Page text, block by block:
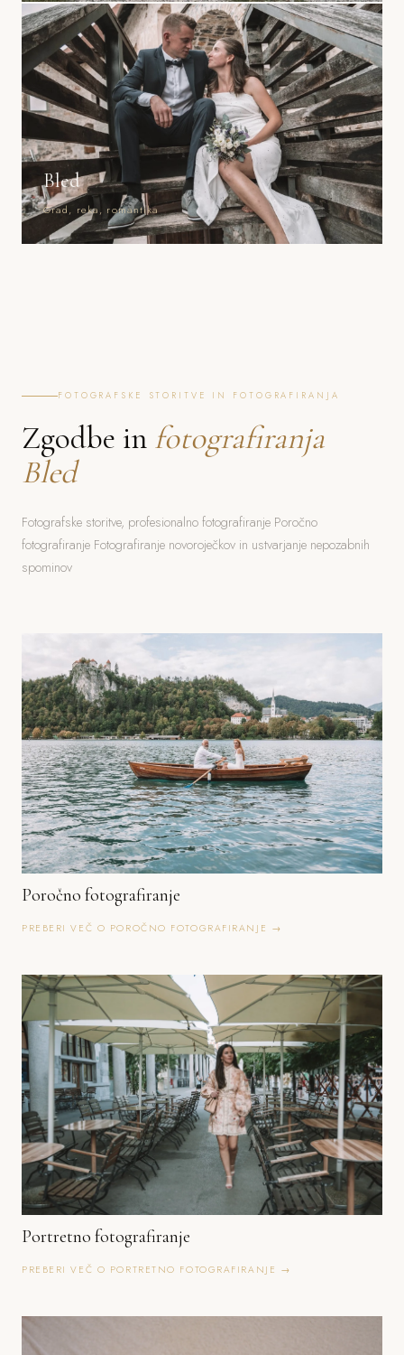
Bled
Grad, reka, romantika
FOTOGRAFSKE STORITVE IN FOTOGRAFIRANJA
Zgodbe in fotografiranja
Bled
Fotografske storitve, profesionalno fotografiranje Poročno
fotografiranje Fotografiranje novoroječkov in ustvarjanje nepozabnih
spominov
Poročno fotografiranje
PREBERI VEČ O POROČNO FOTOGRAFIRANJE →
Portretno fotografiranje
PREBERI VEČ O PORTRETNO FOTOGRAFIRANJE →